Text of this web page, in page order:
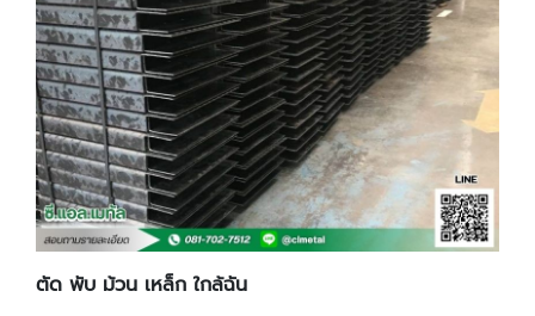
ตัด พับ ม้วน เหล็ก ใกล้ฉัน